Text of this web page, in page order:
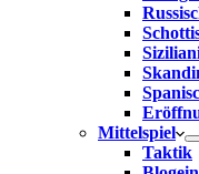
Mittelspiel
Taktik